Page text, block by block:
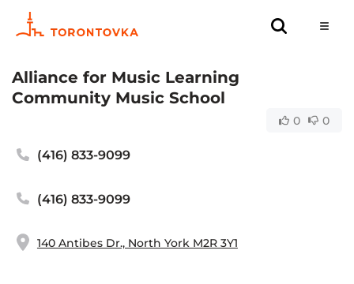
Alliance for Music Learning
Community Music School
0 0
(416) 833-9099
(416) 833-9099
140 Antibes Dr., North York M2R 3Y1